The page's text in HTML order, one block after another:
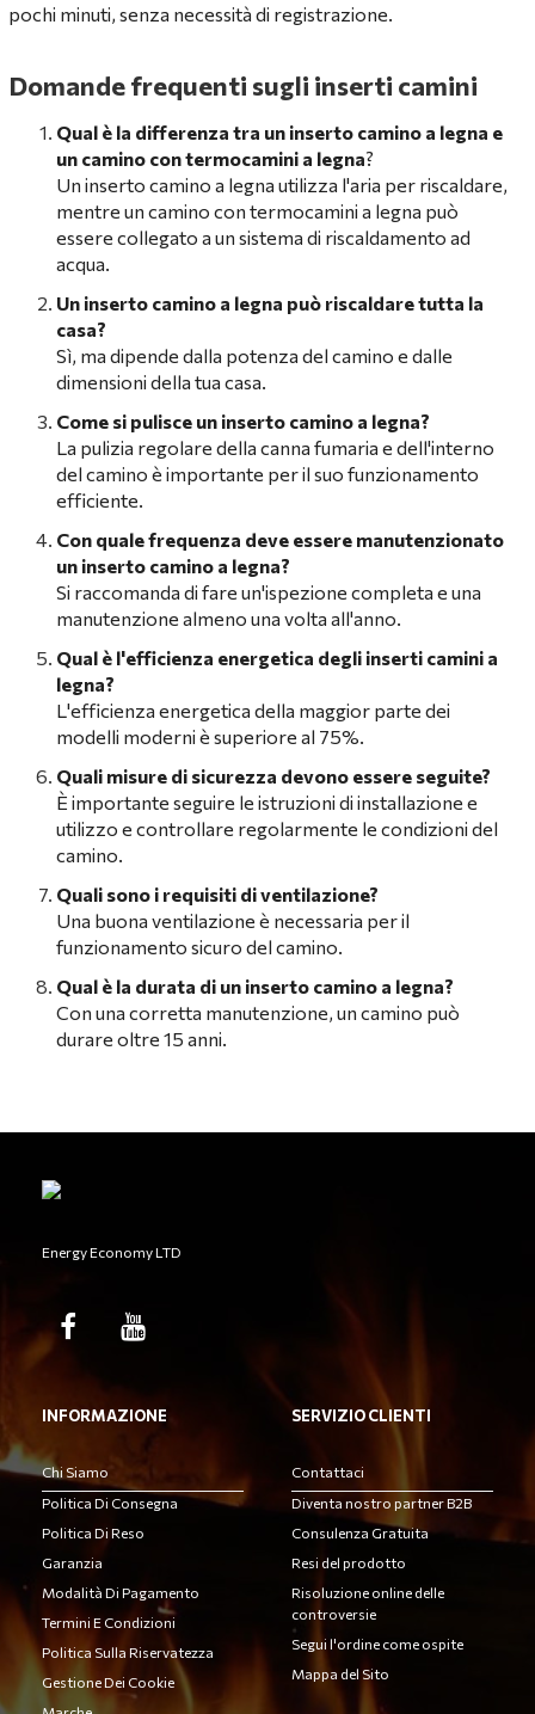
pochi minuti, senza necessità di registrazione.
Domande frequenti sugli inserti camini
Qual è la differenza tra un inserto camino a legna e
un camino con termocamini a legna?
Un inserto camino a legna utilizza l'aria per riscaldare,
mentre un camino con termocamini a legna può
essere collegato a un sistema di riscaldamento ad
acqua.
Un inserto camino a legna può riscaldare tutta la
casa?
Sì, ma dipende dalla potenza del camino e dalle
dimensioni della tua casa.
Come si pulisce un inserto camino a legna?
La pulizia regolare della canna fumaria e dell'interno
del camino è importante per il suo funzionamento
efficiente.
Con quale frequenza deve essere manutenzionato
un inserto camino a legna?
Si raccomanda di fare un'ispezione completa e una
manutenzione almeno una volta all'anno.
Qual è l'efficienza energetica degli inserti camini a
legna?
L'efficienza energetica della maggior parte dei
modelli moderni è superiore al 75%.
Quali misure di sicurezza devono essere seguite?
È importante seguire le istruzioni di installazione e
utilizzo e controllare regolarmente le condizioni del
camino.
Quali sono i requisiti di ventilazione?
Una buona ventilazione è necessaria per il
funzionamento sicuro del camino.
Qual è la durata di un inserto camino a legna?
Con una corretta manutenzione, un camino può
durare oltre 15 anni.
Energy Economy LTD
INFORMAZIONE
Chi Siamo
Politica Di Consegna
Politica Di Reso
Garanzia
Modalità Di Pagamento
Termini E Condizioni
Politica Sulla Riservatezza
Gestione Dei Cookie
SERVIZIO CLIENTI
Contattaci
Diventa nostro partner B2B
Consulenza Gratuita
Resi del prodotto
Risoluzione online delle
controversie
Segui l'ordine come ospite
Mappa del Sito